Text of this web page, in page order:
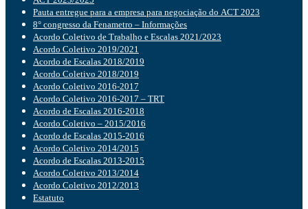
Pauta entregue para a empresa para negociação do ACT 2023
8° congresso da Fenametro – Informações
Acordo Coletivo de Trabalho e Escalas 2021/2023
Acordo Coletivo 2019/2021
Acordo de Escalas 2018/2019
Acordo Coletivo 2018/2019
Acordo Coletivo 2016-2017
Acordo Coletivo 2016-2017 – TRT
Acordo de Escalas 2016-2018
Acordo Coletivo – 2015/2016
Acordo de Escalas 2015-2016
Acordo Coletivo 2014/2015
Acordo de Escalas 2013-2015
Acordo Coletivo 2013/2014
Acordo Coletivo 2012/2013
Estatuto